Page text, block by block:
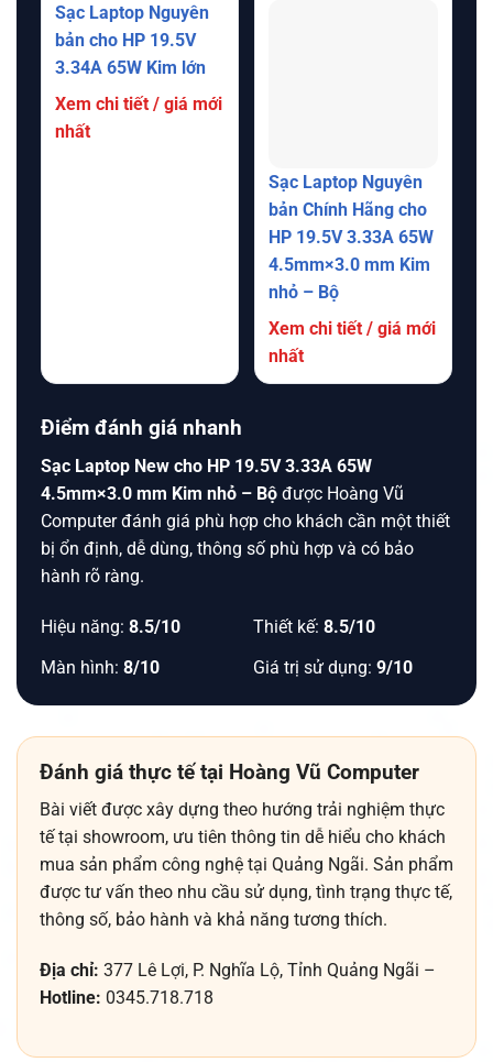
Sạc Laptop Nguyên
bản cho HP 19.5V
3.34A 65W Kim lớn
Xem chi tiết / giá mới
nhất
Sạc Laptop Nguyên
bản Chính Hãng cho
HP 19.5V 3.33A 65W
4.5mm×3.0 mm Kim
nhỏ – Bộ
Xem chi tiết / giá mới
nhất
Điểm đánh giá nhanh
Sạc Laptop New cho HP 19.5V 3.33A 65W
4.5mm×3.0 mm Kim nhỏ – Bộ được Hoàng Vũ
Computer đánh giá phù hợp cho khách cần một thiết
bị ổn định, dễ dùng, thông số phù hợp và có bảo
hành rõ ràng.
Hiệu năng: 8.5/10 Thiết kế: 8.5/10
Màn hình: 8/10 Giá trị sử dụng: 9/10
Đánh giá thực tế tại Hoàng Vũ Computer
Bài viết được xây dựng theo hướng trải nghiệm thực
tế tại showroom, ưu tiên thông tin dễ hiểu cho khách
mua sản phẩm công nghệ tại Quảng Ngãi. Sản phẩm
được tư vấn theo nhu cầu sử dụng, tình trạng thực tế,
thông số, bảo hành và khả năng tương thích.
Địa chỉ: 377 Lê Lợi, P. Nghĩa Lộ, Tỉnh Quảng Ngãi –
Hotline: 0345.718.718